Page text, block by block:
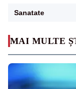
MAI MULTE
Sanatate